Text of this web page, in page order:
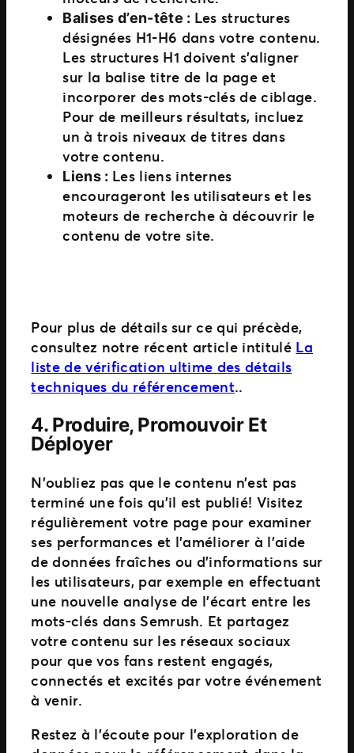
Balises d’en-tête : Les structures
désignées H1-H6 dans votre contenu.
Les structures H1 doivent s’aligner
sur la balise titre de la page et
incorporer des mots-clés de ciblage.
Pour de meilleurs résultats, incluez
un à trois niveaux de titres dans
votre contenu.
Liens : Les liens internes
encourageront les utilisateurs et les
moteurs de recherche à découvrir le
contenu de votre site.
Pour plus de détails sur ce qui précède,
consultez notre récent article intitulé La
liste de vérification ultime des détails
techniques du référencement..
4. Produire, Promouvoir Et
Déployer
N’oubliez pas que le contenu n’est pas
terminé une fois qu’il est publié! Visitez
régulièrement votre page pour examiner
ses performances et l’améliorer à l’aide
de données fraîches ou d’informations sur
les utilisateurs, par exemple en effectuant
une nouvelle analyse de l’écart entre les
mots-clés dans Semrush. Et partagez
votre contenu sur les réseaux sociaux
pour que vos fans restent engagés,
connectés et excités par votre événement
à venir.
Restez à l’écoute pour l’exploration de